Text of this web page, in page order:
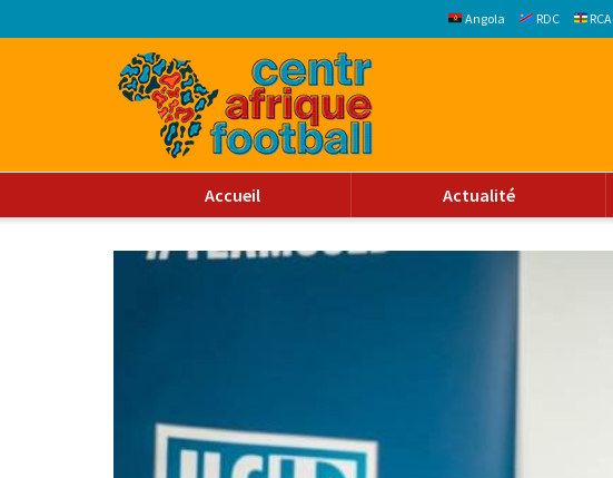
Angola RDC RCA
Accueil Actualité